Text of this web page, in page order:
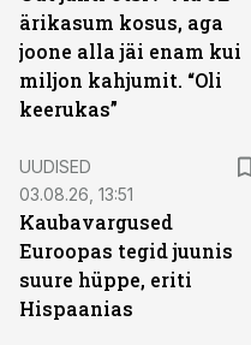
ärikasum kosus, aga
joone alla jäi enam kui
miljon kahjumit. “Oli
keerukas”
UUDISED
03.08.26, 13:51
Kaubavargused
Euroopas tegid juunis
suure hüppe, eriti
Hispaanias